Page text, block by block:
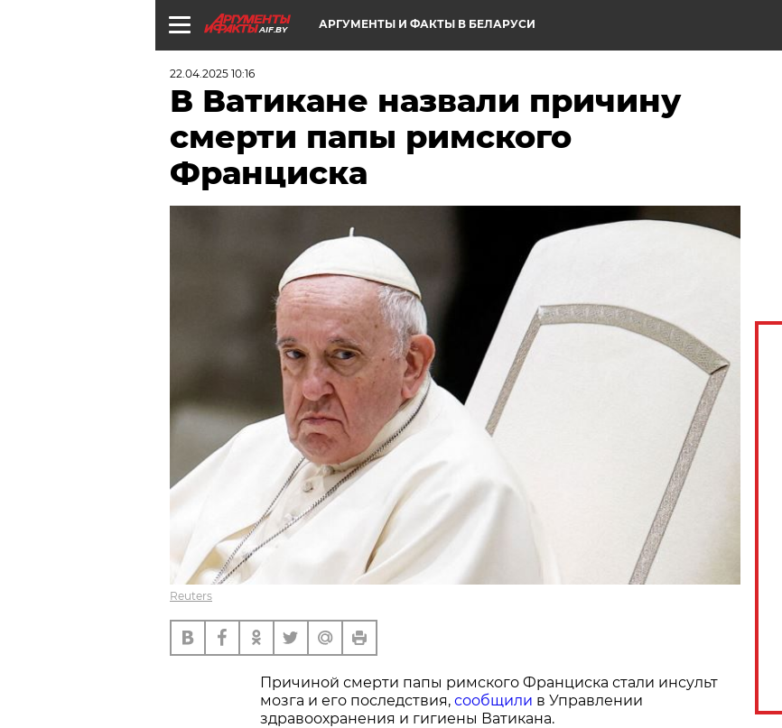
AIF.BY АРГУМЕНТЫ И ФАКТЫ В БЕЛАРУСИ
22.04.2025 10:16
В Ватикане назвали причину
смерти папы римского
Франциска
Reuters
Причиной смерти папы римского Франциска стали инсульт
мозга и его последствия, сообщили в Управлении
здравоохранения и гигиены Ватикана.